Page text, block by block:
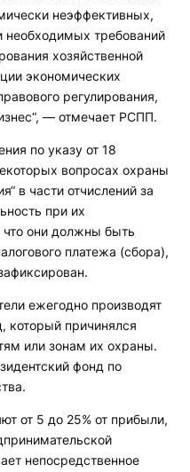
неэффективных,
необходимых требований
хозяйственной
экономических
регулирования,
— отмечает РСПП.
по указу от 18
вопросах охраны
в части отчислений за
при их
что они должны быть
платежа (сбора),
ежегодно производят
который причинялся
или зонам их охраны.
фонд по
от 5 до 25% от прибыли,
непосредственное